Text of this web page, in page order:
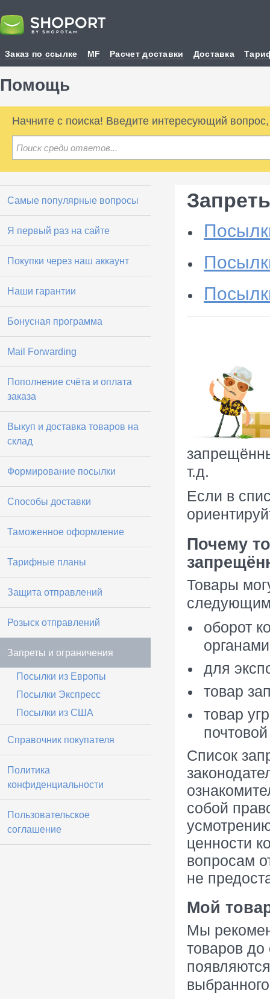
Заказ по ссылке MF Расчет доставки Доставка
Помощь
Начните с поиска! Введите интересующий
Самые популярные вопросы
Я первый раз на сайте
Покупки через наш аккаунт
Наши гарантии
Бонусная программа
Mail Forwarding
Пополнение счёта и оплата
заказа
Выкуп и доставка товаров на
склад
Формирование посылки
Способы доставки
Таможенное оформление
Тарифные планы
Защита отправлений
Розыск отправлений
Запреты и ограничения
Посылки из Европы
Посылки Экспресс
Посылки из США
Справочник покупателя
Политика
конфиденциальности
Пользовательское
соглашение
т.д.
Если в
Почему
Товары
оборот
для
товар
товар
Список
собой
ценности
вопросам
не
Мой
Мы
товаров